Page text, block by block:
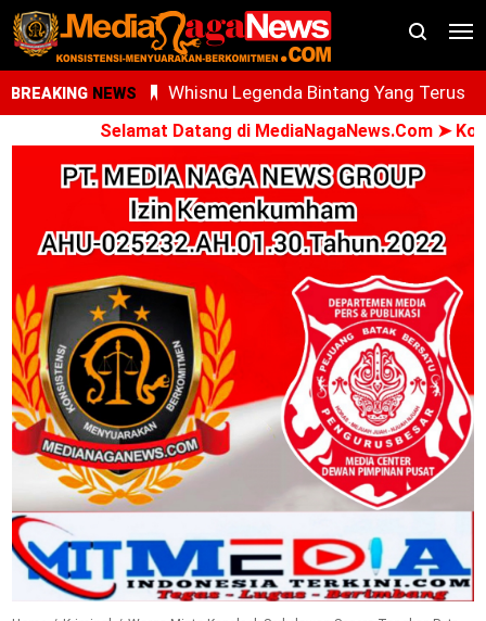
BREAKING NEWS
Whisnu Legenda Bintang Yang Terus
Cemerlang
AdNI, RSU Haji Medan, PCM Sunggal
SMEC Siap Gelar Bakti Sosial
Ari Al Kasfi Resmi Dikukuhkan Sebagai
Ketua DPC GPIE Kota Medan Periode
2026-2030
Oknum PPPK Terkait Dugaan
Anak Magang Di Kantor Kemenhaj
Kini Diperiksa Di Kanwil Kemenhaj
Sumut
Selamat Datang di MediaNagaNews.Com ➤